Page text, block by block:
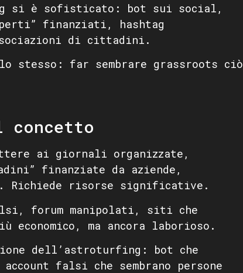
si è sofisticato: bot sui social,
finanziati, hashtag
di cittadini.
stesso: far sembrare grassroots ciò
concetto
ai giornali organizzate,
finanziate da aziende,
Richiede risorse significative.
forum manipolati, siti che
economico, ma ancora laborioso.
dell’astroturfing: bot che
falsi che sembrano persone